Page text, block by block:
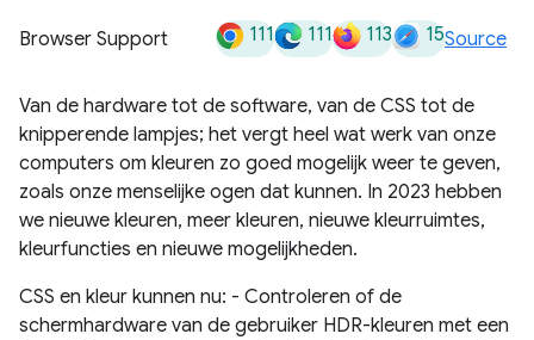
Browser Support 111 111 113 15Source
Van de hardware tot de software, van de CSS tot de
knipperende lampjes; het vergt heel wat werk van onze
computers om kleuren zo goed mogelijk weer te geven,
zoals onze menselijke ogen dat kunnen. In 2023 hebben
we nieuwe kleuren, meer kleuren, nieuwe kleurruimtes,
kleurfuncties en nieuwe mogelijkheden.
CSS en kleur kunnen nu: - Controleren of de
schermhardware van de gebruiker HDR-kleuren met een